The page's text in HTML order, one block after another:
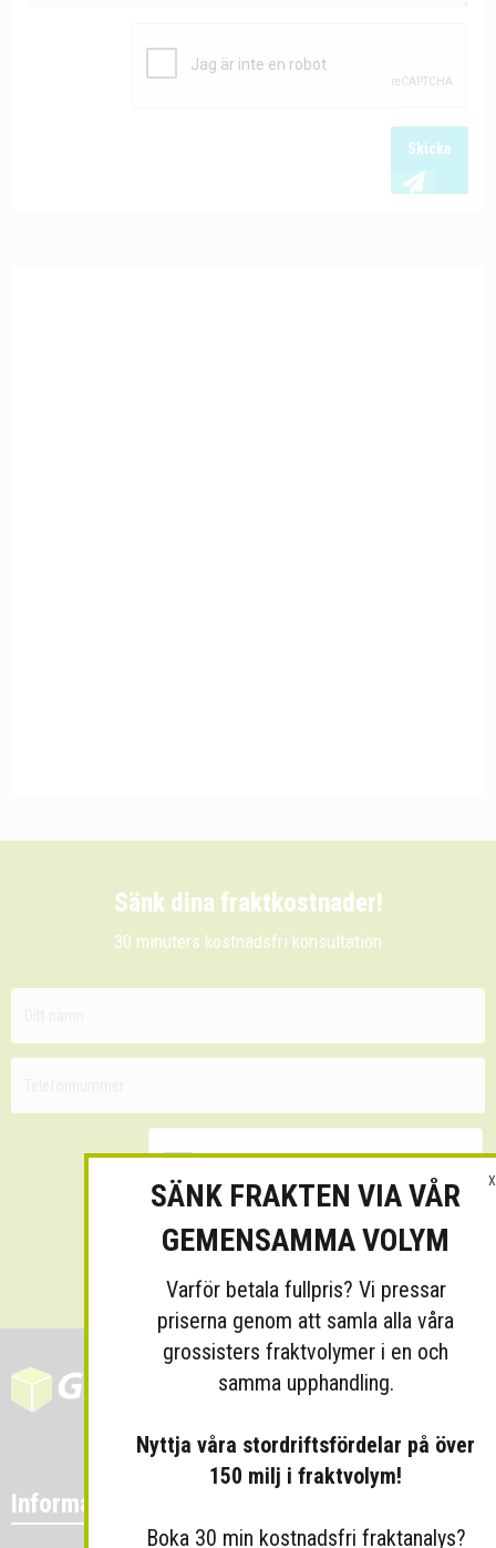
Skicka
Sänk dina fraktkostnader!
30 minuters kostnadsfri konsultation
Skicka
Information
X
SÄNK FRAKTEN VIA VÅR
GEMENSAMMA VOLYM
Varför betala fullpris? Vi pressar
priserna genom att samla alla våra
grossisters fraktvolymer i en och
samma upphandling.
Nyttja våra stordriftsfördelar på över
150 milj i fraktvolym!
Boka 30 min kostnadsfri fraktanalys?